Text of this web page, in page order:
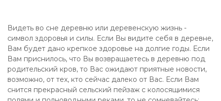
Видеть во сне деревню или деревенскую жизнь -
символ здоровья и силы. Если Вы видите себя в деревне,
Вам будет дано крепкое здоровье на долгие годы. Если
Вам приснилось, что Вы возвращаетесь в деревню под
родительский кров, то Вас ожидают приятные новости,
возможно, от тех, кто сейчас далеко от Вас. Если Вам
снится прекрасный сельский пейзаж с колосящимися